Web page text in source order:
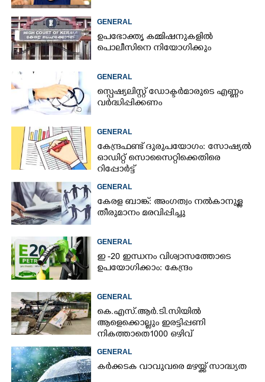
GENERAL
ഉപഭോക്തൃ കമ്മിഷനുകളിൽ
പൊലീസിനെ നിയോഗിക്കും
GENERAL
സ്പെഷ്യലിസ്റ്റ് ഡോക്ടർമാരുടെ എണ്ണം
വർദ്ധിപ്പിക്കണം
GENERAL
കേന്ദ്രഫണ്ട് ദുരുപയോഗം: സോഷ്യൽ
ഓഡിറ്റ് സൊസൈറ്റിക്കെതിരെ
റിപ്പോർട്ട്
GENERAL
കേരള ബാങ്ക്: അംഗത്വം നൽകാനുള്ള
തീരുമാനം മരവിപ്പിച്ചു
GENERAL
ഇ -20 ഇന്ധനം വിശ്വാസത്തോടെ
ഉപയോഗിക്കാം: കേന്ദ്രം
GENERAL
കെ.എസ്.ആർ.ടി.സിയിൽ
ആളെക്കൊല്ലും ഇരട്ടിപ്പണി
നികത്താതെ 1000 ഒഴിവ്
GENERAL
കർക്കടക വാവുവരെ മഴയ്ക്ക് സാദ്ധ്യത